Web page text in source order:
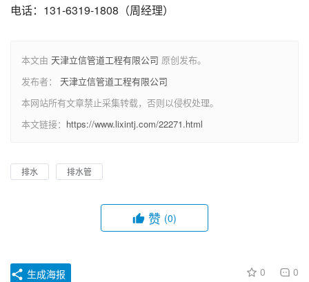
电话：131-6319-1808（周经理）
本文由 天津立信管道工程有限公司 原创发布。
发布者： 天津立信管道工程有限公司
本网站所有文章禁止采集转载，否则以侵权处理。
本文链接： https://www.lixintj.com/22271.html
排水 排水管
赞 (0)
0 0
生成海报